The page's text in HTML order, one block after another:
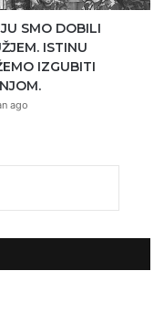
SMO DOBILI
ISTINU
IZGUBITI
ago